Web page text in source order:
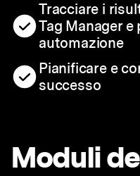
Tracciare i
Tag Manager
automazione
Pianificare e
successo
Moduli